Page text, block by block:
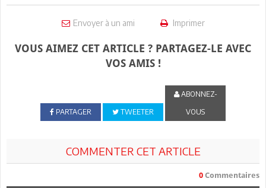
Envoyer à un ami Imprimer
VOUS AIMEZ CET ARTICLE ? PARTAGEZ-LE AVEC
VOS AMIS !
PARTAGER TWEETER
ABONNEZ-
VOUS
COMMENTER CET ARTICLE
0 Commentaires